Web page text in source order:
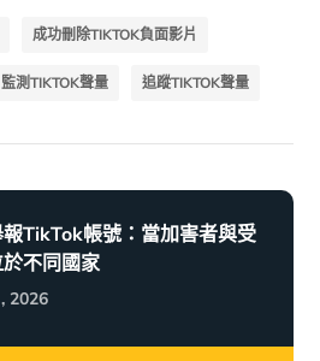
成功刪除TIKTOK負面影片
監測TIKTOK聲量 追蹤TIKTOK聲量
TikTok帳號：當加害者與受
不同國家
2026